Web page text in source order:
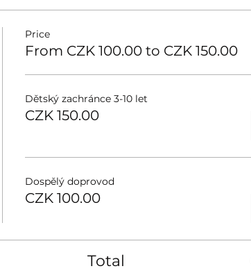
Price
From CZK 100.00 to CZK 150.00
Dětský zachránce 3-10 let
CZK 150.00
Dospělý doprovod
CZK 100.00
Total